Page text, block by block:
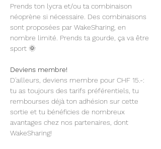
Prends ton lycra et/ou ta combinaison
néoprène si nécessaire. Des combinaisons
sont proposées par WakeSharing, en
nombre limité. Prends ta gourde, ça va être
sport 🌞
Deviens membre!
D'ailleurs, deviens membre pour CHF 15.-:
tu as toujours des tarifs préférentiels, tu
rembourses déjà ton adhésion sur cette
sortie et tu bénéficies de nombreux
avantages chez nos partenaires, dont
WakeSharing!